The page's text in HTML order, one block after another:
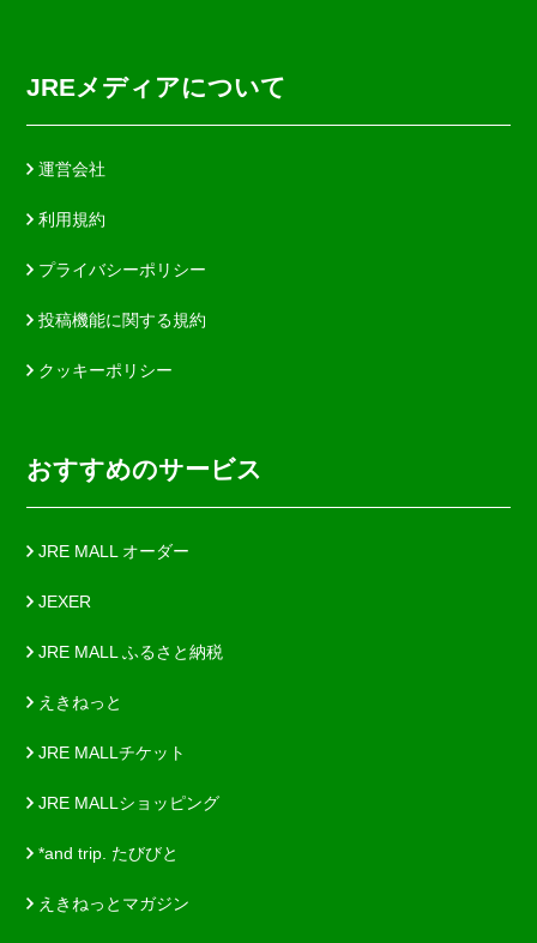
JREメディアについて
運営会社
利用規約
プライバシーポリシー
投稿機能に関する規約
クッキーポリシー
おすすめのサービス
JRE MALL オーダー
JEXER
JRE MALL ふるさと納税
えきねっと
JRE MALLチケット
JRE MALLショッピング
*and trip. たびびと
えきねっとマガジン